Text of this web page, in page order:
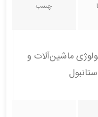
چسب
ماشین‌آلات و